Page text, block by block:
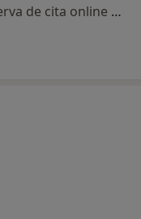
Este especialista no ofrece reserva de cita online en esta dirección.